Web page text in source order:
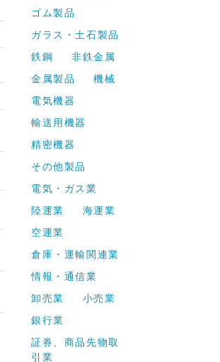
ゴム製品
ガラス・土石製品
鉄鋼
非鉄金属
金属製品
機械
電気機器
輸送用機器
精密機器
その他製品
電気・ガス業
陸運業
海運業
空運業
倉庫・運輸関連業
情報・通信業
卸売業
小売業
銀行業
証券、商品先物取
引業